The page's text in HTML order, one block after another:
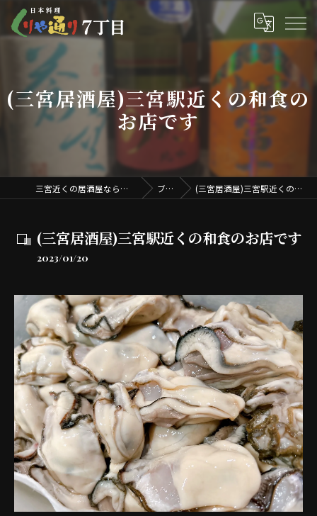
(三宮居酒屋)三宮駅近くの和食の
お店です
三宮近くの居酒屋ならくりや通り7丁目 ブログ (三宮居酒屋)三宮駅近くの和食のお店です
(三宮居酒屋)三宮駅近くの和食のお店です
2023/01/20